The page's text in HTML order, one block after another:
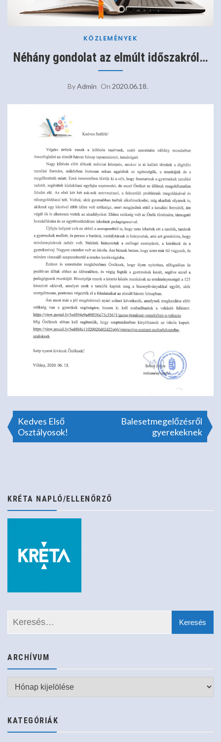
KÖZLEMÉNYEK
Néhány gondolat az elmúlt időszakról…
ByAdmin On 2020.06.18.
Bejegyzés
Kedves Első
Osztályosok!
Balesetmegelőzésről
gyerekeknek
KRÉTA NAPLÓ/ELLENŐRZŐ
ARCHÍVUM
Archívum
KATEGÓRIÁK